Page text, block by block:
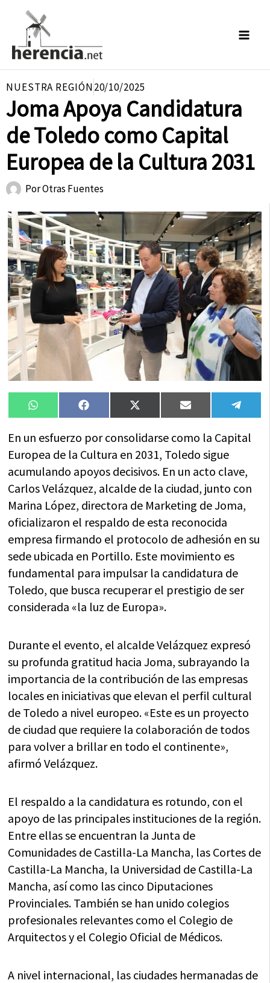
contenido
NUESTRA REGIÓN20/10/2025
Joma Apoya Candidatura
de Toledo como Capital
Europea de la Cultura 2031
PorOtras Fuentes
Compartir
en
WhatsAppCompartir
en
FacebookCompartir
en
X
(Twitter)
Compartir
en
Email
en
En un esfuerzo por consolidarse como la Capital
Europea de la Cultura en 2031, Toledo sigue
acumulando apoyos decisivos. En un acto clave,
Carlos Velázquez, alcalde de la ciudad, junto con
Marina López, directora de Marketing de Joma,
oficializaron el respaldo de esta reconocida
empresa firmando el protocolo de adhesión en su
sede ubicada en Portillo. Este movimiento es
fundamental para impulsar la candidatura de
Toledo, que busca recuperar el prestigio de ser
considerada «la luz de Europa».
Durante el evento, el alcalde Velázquez expresó
su profunda gratitud hacia Joma, subrayando la
importancia de la contribución de las empresas
locales en iniciativas que elevan el perfil cultural
de Toledo a nivel europeo. «Este es un proyecto
de ciudad que requiere la colaboración de todos
para volver a brillar en todo el continente»,
afirmó Velázquez.
El respaldo a la candidatura es rotundo, con el
apoyo de las principales instituciones de la región.
Entre ellas se encuentran la Junta de
Comunidades de Castilla-La Mancha, las Cortes de
Castilla-La Mancha, la Universidad de Castilla-La
Mancha, así como las cinco Diputaciones
Provinciales. También se han unido colegios
profesionales relevantes como el Colegio de
Arquitectos y el Colegio Oficial de Médicos.
A nivel internacional, las ciudades hermanadas de